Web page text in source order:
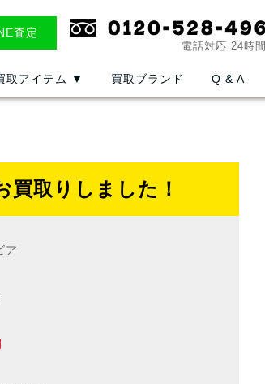
査定
電話対応 24時間
取アイテム ▼ 買取ブランド Q & A
取りしました！
ア